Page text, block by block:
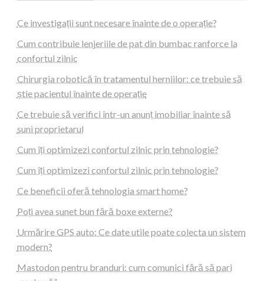
Ce investigații sunt necesare înainte de o operație?
Cum contribuie lenjeriile de pat din bumbac ranforce la
confortul zilnic
Chirurgia robotică în tratamentul herniilor: ce trebuie să
știe pacientul înainte de operație
Ce trebuie să verifici într-un anunț imobiliar înainte să
suni proprietarul
Cum îți optimizezi confortul zilnic prin tehnologie?
Cum îți optimizezi confortul zilnic prin tehnologie?
Ce beneficii oferă tehnologia smart home?
Poți avea sunet bun fără boxe externe?
Urmărire GPS auto: Ce date utile poate colecta un sistem
modern?
Mastodon pentru branduri: cum comunici fără să pari